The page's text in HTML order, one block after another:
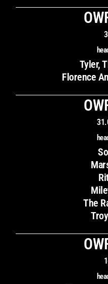
Tyler,
Florence
The